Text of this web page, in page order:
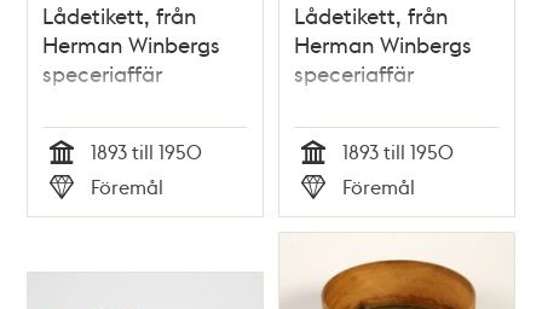
Lådetikett, från
Herman Winbergs
speceriaffär
Tid
1893 till 1950
Typ
Föremål
Lådetikett, från
Herman Winbergs
speceriaffär
Tid
1893 till 1950
Typ
Föremål